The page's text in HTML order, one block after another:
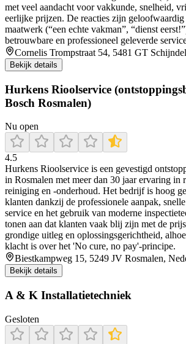
met veel aandacht voor vakkunde, snelheid,
eerlijke prijzen. De reacties zijn
maatwerk (“een echte vakman”, “dienst
betrouwbare en professioneel geleverde
Cornelis Trompstraat 54, 5481 GT
Bekijk details
Hurkens Rioolservice
Bosch Rosmalen)
Nu open
4.5
Hurkens Rioolservice is een gevestigd
in Rosmalen met meer dan 30 jaar ervaring in
reiniging en -onderhoud. Het bedrijf is hoog
klanten dankzij de professionele aanpak,
service en het gebruik van moderne
tonen aan dat klanten vaak blij zijn met de
grondige uitleg en oplossingsgerichtheid,
klacht is over het 'No cure, no pay'-principe.
Biestkampweg 15, 5249 JV Rosmalen,
Bekijk details
A & K Installatietechniek
Gesloten